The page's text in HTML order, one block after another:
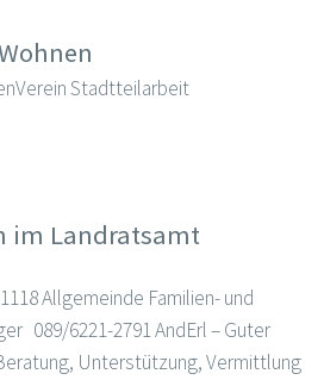
Stadtteilarbeit
im Landratsamt
Allgemeinde Familien- und
089/6221-2791 AndErl – Guter
Unterstützung, Vermittlung